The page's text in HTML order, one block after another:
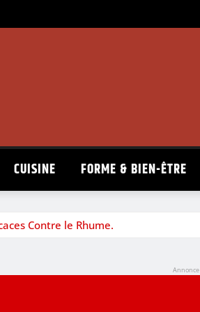
CUISINE FORME & BIEN-ÊTRE
Contre le Rhume.
Annonce